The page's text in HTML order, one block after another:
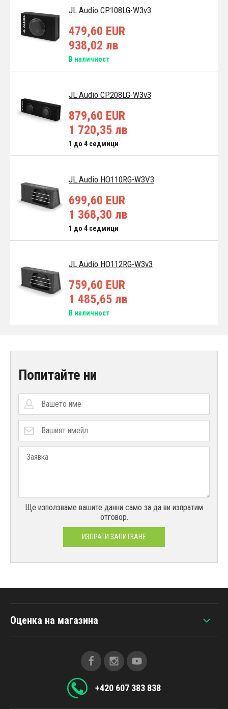
JL Audio CP108LG-W3v3
479,60 EUR
938,02 лв
В наличност
JL Audio CP208LG-W3v3
879,60 EUR
1 720,35 лв
1 до 4 седмици
JL Audio HO110RG-W3V3
699,60 EUR
1 368,30 лв
1 до 4 седмици
JL Audio HO112RG-W3v3
759,60 EUR
1 485,65 лв
В наличност
Попитайте ни
Ще използваме вашите данни само за да ви изпратим
отговор.
ИЗПРАТИ ЗАПИТВАНЕ
Оценка на магазина
+420 607 383 838